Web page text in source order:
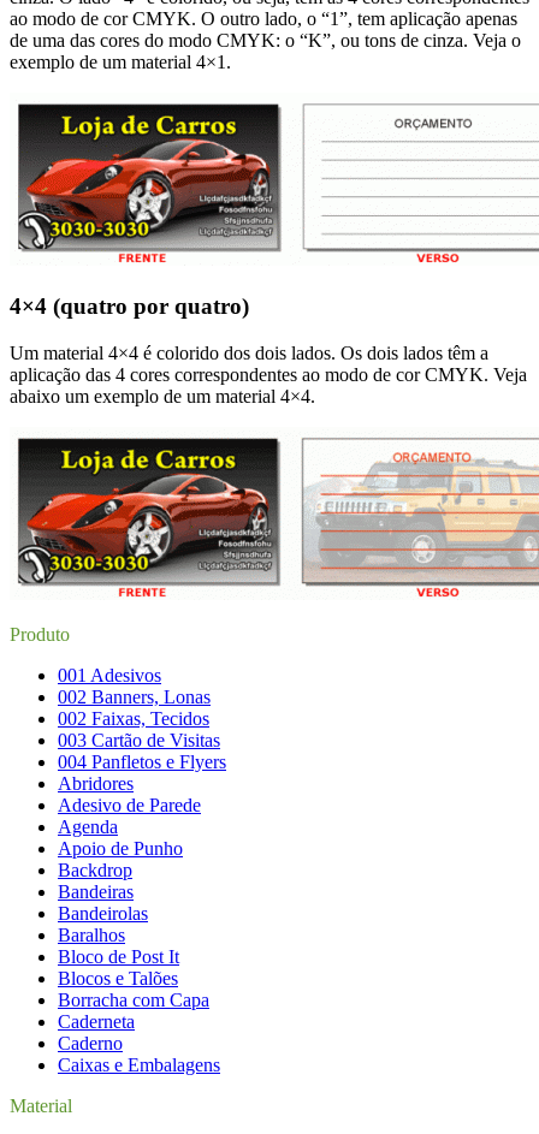
ao modo de cor CMYK. O outro lado, o “1”, tem aplicação apenas
de uma das cores do modo CMYK: o “K”, ou tons de cinza. Veja o
exemplo de um material 4×1.
4×4 (quatro por quatro)
Um material 4×4 é colorido dos dois lados. Os dois lados têm a
aplicação das 4 cores correspondentes ao modo de cor CMYK. Veja
abaixo um exemplo de um material 4×4.
Produto
001 Adesivos
002 Banners, Lonas
002 Faixas, Tecidos
003 Cartão de Visitas
004 Panfletos e Flyers
Abridores
Adesivo de Parede
Agenda
Apoio de Punho
Backdrop
Bandeiras
Bandeirolas
Baralhos
Bloco de Post It
Blocos e Talões
Borracha com Capa
Caderneta
Caderno
Caixas e Embalagens
Material